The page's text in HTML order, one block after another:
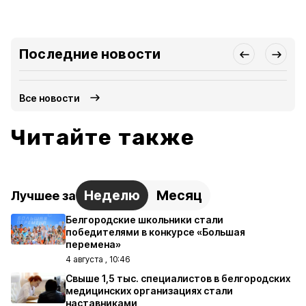
Последние новости
Все новости
Читайте также
Лучшее за Неделю Месяц
Белгородские школьники стали
победителями в конкурсе «Большая
перемена»
4 августа , 10:46
Свыше 1,5 тыс. специалистов в белгородских
медицинских организациях стали
наставниками